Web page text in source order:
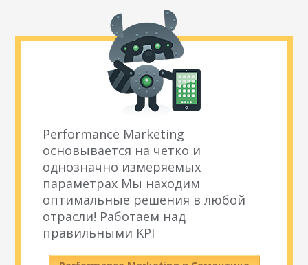
Performance Marketing
основывается на четко и
однозначно измеряемых
параметрах Мы находим
оптимальные решения в любой
отрасли! Работаем над
правильными KPI